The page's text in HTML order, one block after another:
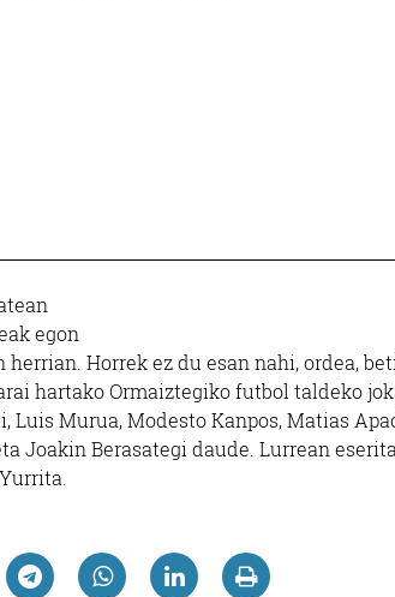
egon
Horrek ez du esan nahi, ordea,
hartako Ormaiztegiko futbol taldeko
Murua, Modesto Kanpos, Matias
Joakin Berasategi daude. Lurrean